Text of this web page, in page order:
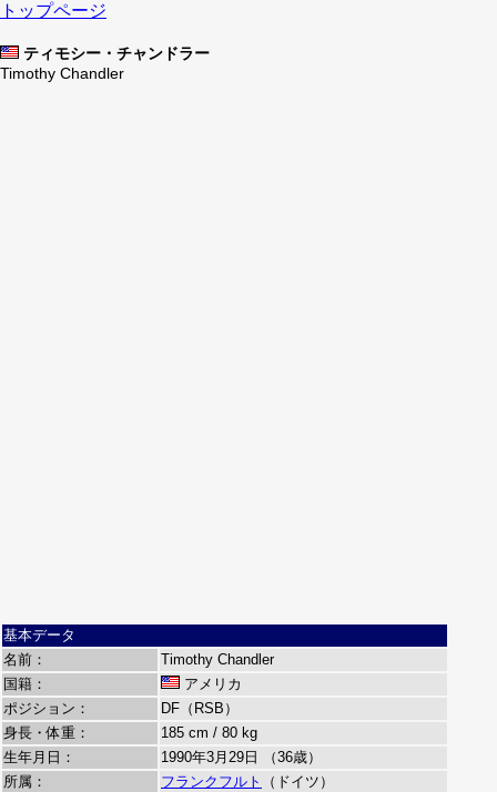
トップページ
ティモシー・チャンドラー
Timothy Chandler
基本データ
名前：
Timothy Chandler
国籍：
アメリカ
ポジション：
DF（RSB）
身長・体重：
185 cm / 80 kg
生年月日：
1990年3月29日 （36歳）
所属：
フランクフルト
（ドイツ）